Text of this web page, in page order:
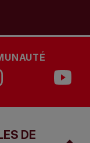
DE